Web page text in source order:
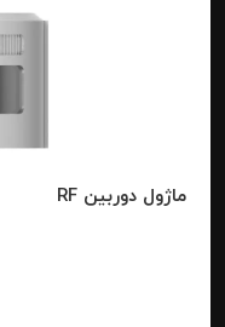
ماژول دوربین RF